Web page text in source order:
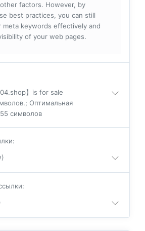
factors. However, by
best practices, you can still
meta keywords effectively and
of your web pages.
】is for sale
Оптимальная
символов
:
: